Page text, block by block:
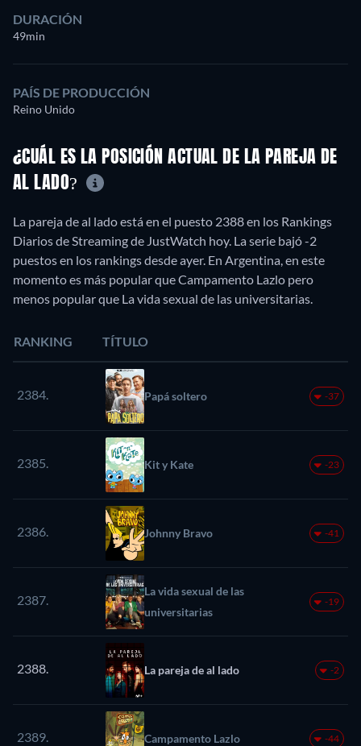
DURACIÓN
49min
PAÍS DE PRODUCCIÓN
Reino Unido
¿CUÁL ES LA POSICIÓN ACTUAL DE LA PAREJA DE
AL LADO?
La pareja de al lado está en el puesto 2388 en los Rankings
Diarios de Streaming de JustWatch hoy. La serie bajó -2
puestos en los rankings desde ayer. En Argentina, en este
momento es más popular que Campamento Lazlo pero
menos popular que La vida sexual de las universitarias.
RANKING TÍTULO
2384. Papá soltero -37
2385. Kit y Kate -23
2386. Johnny Bravo -41
2387.
La vida sexual de las
universitarias
-19
2388. La pareja de al lado -2
2389. Campamento Lazlo -44